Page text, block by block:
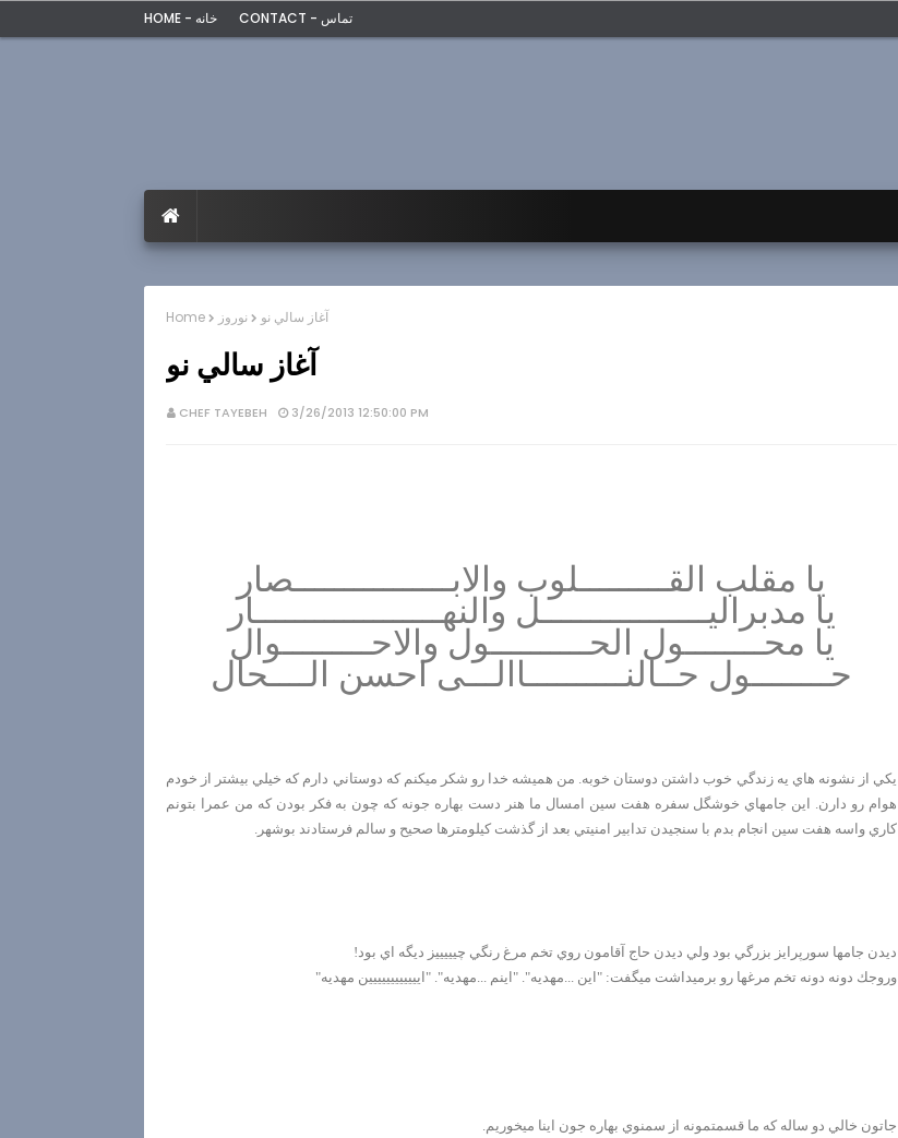
HOME - خانه CONTACT - تماس
Home نوروز آغاز سالي نو
آغاز سالي نو
CHEF TAYEBEH 3/26/2013 12:50:00 PM
یا مقلب القـــــــــلوب والابــــــــــــــــصار
یا مدبرالیـــــــــــــــــل والنهـــــــــــــــــــار
یا محــــــــول الحــــــــــول والاحـــــــــوال
حــــــــول حــالنــــــــــاالـــی احسن الــــحال
يكي از نشونه هاي يه زندگي خوب داشتن دوستان خوبه. من هميشه خدا رو شكر ميكنم كه دوستاني دارم كه خيلي بيشتر از خودم
هوام رو دارن. اين جامهاي خوشگل سفره هفت سين امسال ما هنر دست بهاره جونه كه چون به فكر بودن كه من عمرا بتونم
كاري واسه هفت سين انجام بدم با سنجيدن تدابير امنيتي بعد از گذشت كيلومترها صحيح و سالم فرستادند بوشهر.
ديدن جامها سورپرايز بزرگي بود ولي ديدن حاج آقامون روي تخم مرغ رنگي چيييييز ديگه اي بود!
وروجك دونه دونه تخم مرغها رو برميداشت ميگفت: "اين ...مهديه". "اينم ...مهديه". "ايييييييييييين مهديه"
جاتون خالي دو ساله كه ما قسمتمونه از سمنوي بهاره جون اينا ميخوريم.